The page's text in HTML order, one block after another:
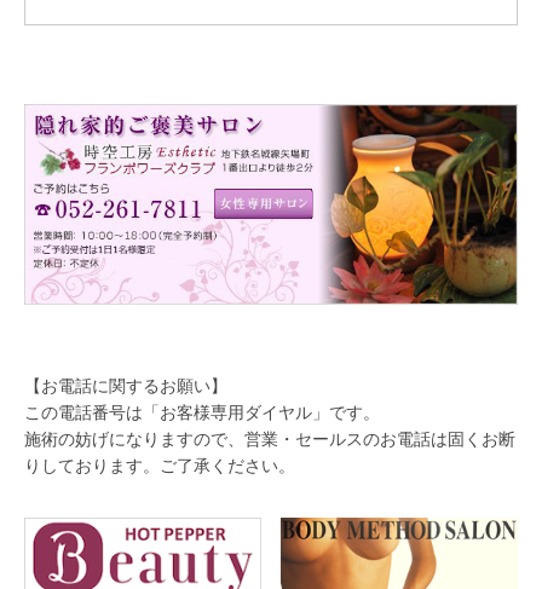
【お電話に関するお願い】
この電話番号は「お客様専用ダイヤル」です。
施術の妨げになりますので、営業・セールスのお電話は固くお断
りしております。ご了承ください。